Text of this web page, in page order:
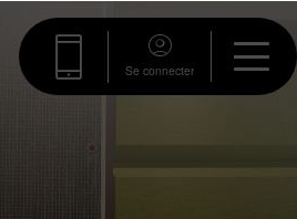
Se connecter